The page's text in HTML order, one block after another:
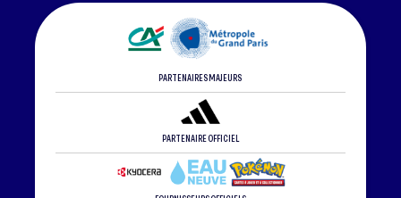
PARTENAIRES MAJEURS
PARTENAIRE OFFICIEL